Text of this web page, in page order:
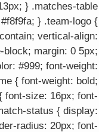
} .matches-table
} .team-logo {
vertical-align:
block; margin: 0 5px;
#999; font-weight:
{ font-weight: bold;
font-size: 16px; font-
status { display:
radius: 20px; font-